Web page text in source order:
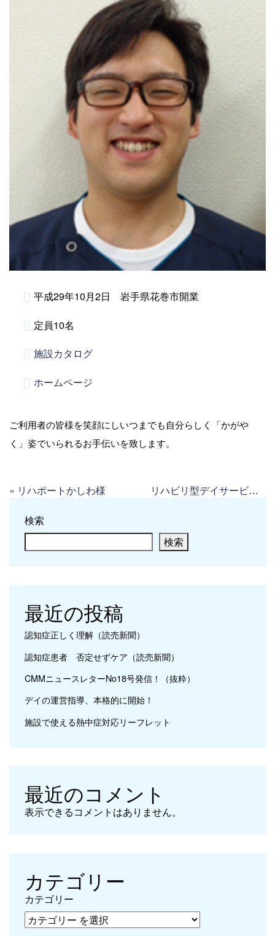
平成29年10月2日 岩手県花巻市開業
定員10名
施設カタログ
ホームページ
ご利用者の皆様を笑顔にしいつまでも自分らしく「かがや
く」姿でいられるお手伝いを致します。
« リハポートかしわ様 リハビリ型デイサービス リハトレーション
検索
検索
最近の投稿
認知症正しく理解（読売新聞）
認知症患者 否定せずケア（読売新聞）
CMMニュースレターNo18号発信！（抜粋）
デイの運営指導、本格的に開始！
施設で使える熱中症対応リーフレット
最近のコメント
表示できるコメントはありません。
カテゴリー
カテゴリー